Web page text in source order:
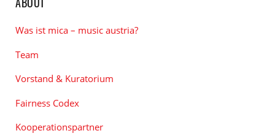
Was ist mica – music austria?
Team
Vorstand & Kuratorium
Fairness Codex
Kooperationspartner